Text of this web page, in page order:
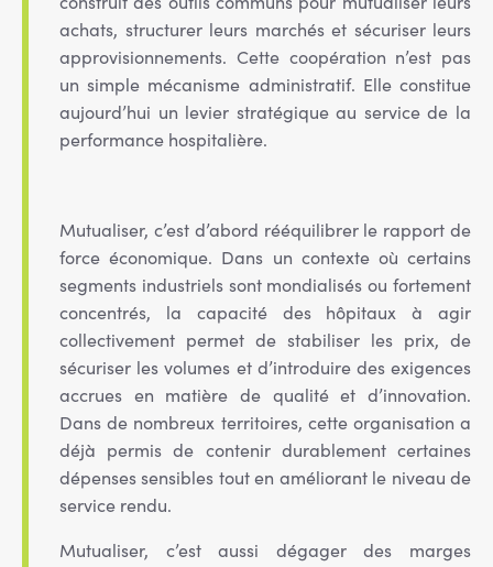
achats, structurer leurs marchés et sécuriser leurs
approvisionnements. Cette coopération n’est pas
un simple mécanisme administratif. Elle constitue
aujourd’hui un levier stratégique au service de la
performance hospitalière.
Mutualiser, c’est d’abord rééquilibrer le rapport de
force économique. Dans un contexte où certains
segments industriels sont mondialisés ou fortement
concentrés, la capacité des hôpitaux à agir
collectivement permet de stabiliser les prix, de
sécuriser les volumes et d’introduire des exigences
accrues en matière de qualité et d’innovation.
Dans de nombreux territoires, cette organisation a
déjà permis de contenir durablement certaines
dépenses sensibles tout en améliorant le niveau de
service rendu.
Mutualiser, c’est aussi dégager des marges